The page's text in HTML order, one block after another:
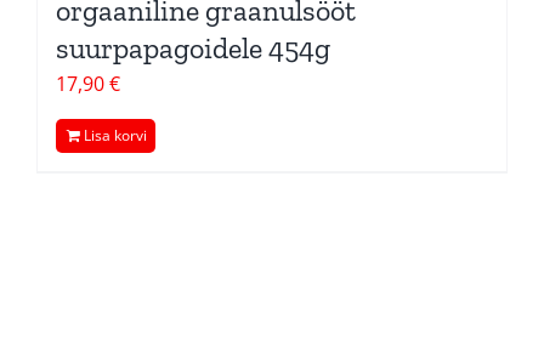
orgaaniline graanulsööt
suurpapagoidele 454g
17,90€
Lisa korvi